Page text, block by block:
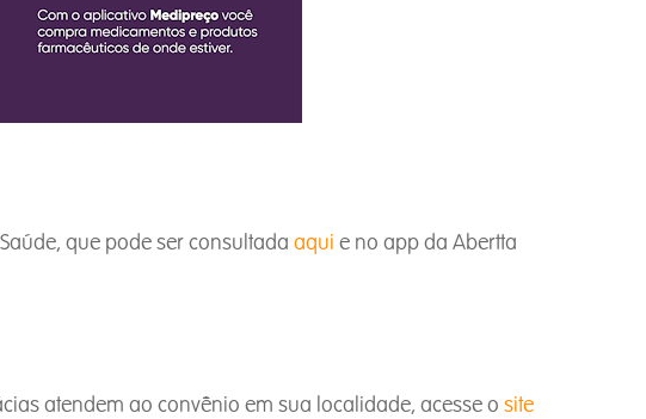
que pode ser consultada aqui e no app da Abertta
atendem ao convênio em sua localidade, acesse o site